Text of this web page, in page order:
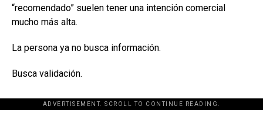
“recomendado” suelen tener una intención comercial
mucho más alta.
La persona ya no busca información.
Busca validación.
ADVERTISEMENT. SCROLL TO CONTINUE READING.
[adsforwp id="243463"]